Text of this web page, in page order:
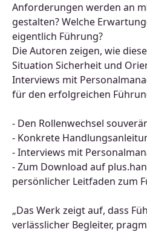
Anforderungen werden an
gestalten? Welche
eigentlich Führung?
Die Autoren zeigen, wie
Situation Sicherheit und
Interviews mit
für den erfolgreichen
- Den Rollenwechsel
- Konkrete
- Interviews mit
- Zum Download auf
persönlicher Leitfaden zum
„Das Werk zeigt auf, dass
verlässlicher Begleiter,